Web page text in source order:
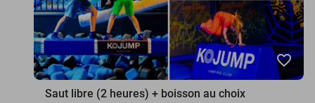
favorite_border
Saut libre (2 heures) + boisson au choix